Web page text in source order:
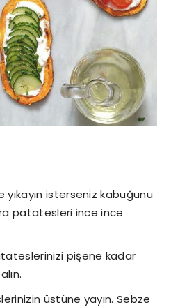
isterseniz kabuğunu
patatesleri ince ince
pişene kadar
üstüne yayın. Sebze